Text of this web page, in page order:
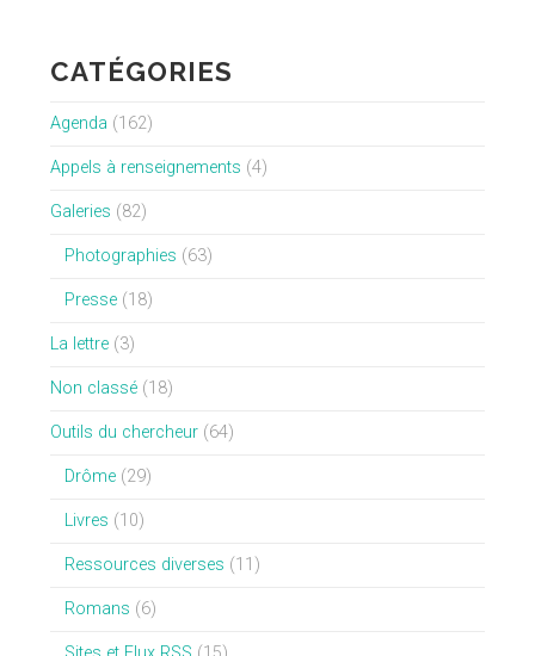
CATÉGORIES
Agenda (162)
Appels à renseignements (4)
Galeries (82)
Photographies (63)
Presse(18)
La lettre(3)
Non classé(18)
Outils du chercheur(64)
Drôme(29)
Livres (10)
Ressources diverses (11)
Romans (6)